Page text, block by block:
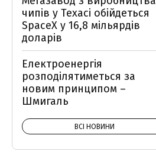
чипів у Техасі обійдеться
SpaceX у 16,8 мільярдів
доларів
Електроенергія
розподілятиметься за
новим принципом –
Шмигаль
ВСІ НОВИНИ